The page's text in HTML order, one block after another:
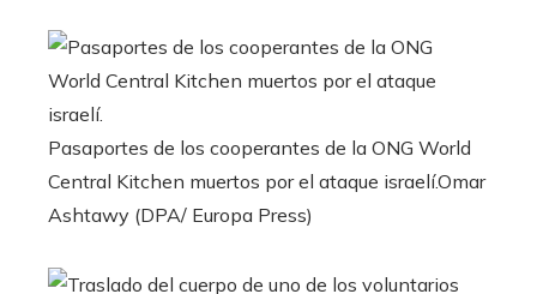
Pasaportes de los cooperantes de la ONG World
Central Kitchen muertos por el ataque israelí.Omar
Ashtawy (DPA/ Europa Press)